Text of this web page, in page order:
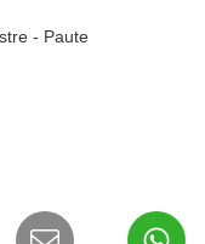
- Paute